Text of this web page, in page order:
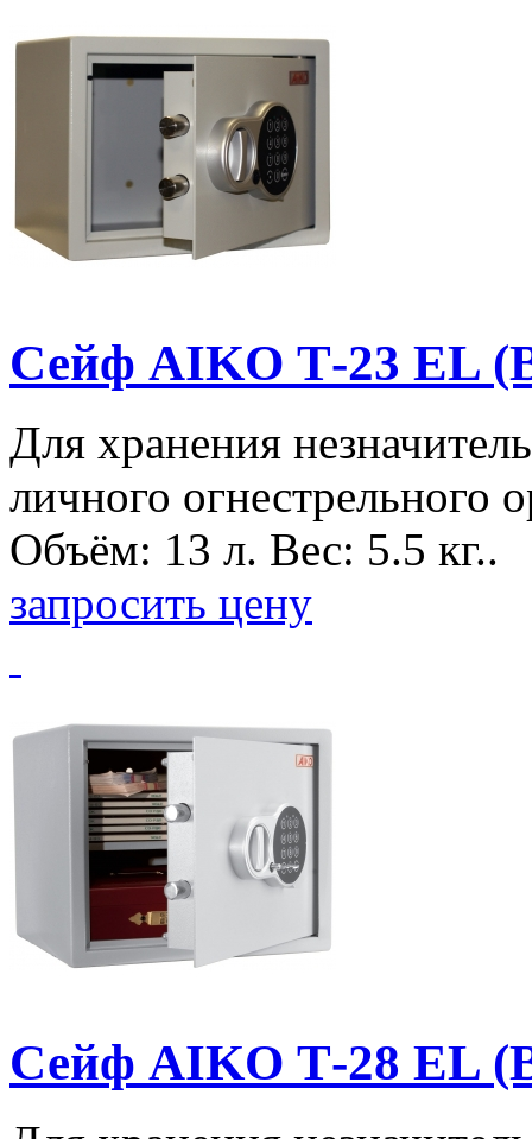
Сейф AIKO Т-23 EL
Для хранения
личного огнестрельного
Объём: 13 л. Вес: 5.5 кг..
запросить цену
Сейф AIKO Т-28 EL